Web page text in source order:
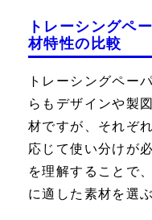
トレーシングペ
材特性の比較
トレーシングペー
らもデザインや製
材ですが、それぞ
応じて使い分けが
を理解することで
に適した素材を選